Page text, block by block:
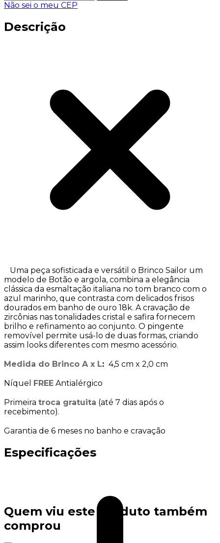
Não sei o meu CEP
Descrição
Uma peça sofisticada e versátil o Brinco Sailor um
modelo de Botão e argola, combina a elegância
clássica da esmaltação italiana no tom branco com o
azul marinho, que contrasta com delicados frisos
dourados em banho de ouro 18k. A cravação de
zircônias nas tonalidades cristal e safira fornecem
brilho e refinamento ao conjunto. O pingente
removível permite usá-lo de duas formas, criando
assim looks diferentes com mesmo acessório.
Medida do Brinco A x L: 4,5 cm x 2,0 cm
Níquel FREE Antialérgico
Primeira troca gratuita (até 7 dias após o
recebimento).
Garantia de 6 meses no banho e cravação
Especificações
Quem viu este produto também
comprou